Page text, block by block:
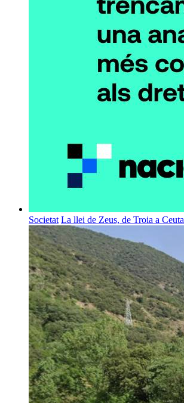
Societat La llei de Zeus, de Troia a Ceuta